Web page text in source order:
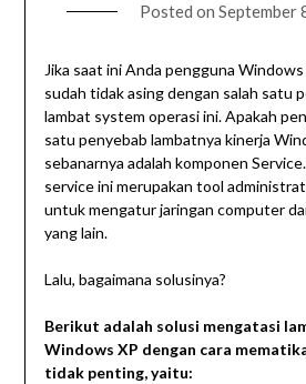
Posted on September
Jika saat ini Anda pengguna
sudah tidak asing dengan salah satu
lambat system operasi ini. Apakah
satu penyebab lambatnya kinerja
sebanarnya adalah komponen
service ini merupakan tool
untuk mengatur jaringan computer
yang lain.
Lalu, bagaimana solusinya?
Berikut adalah solusi mengatasi
Windows XP dengan cara
tidak penting, yaitu: